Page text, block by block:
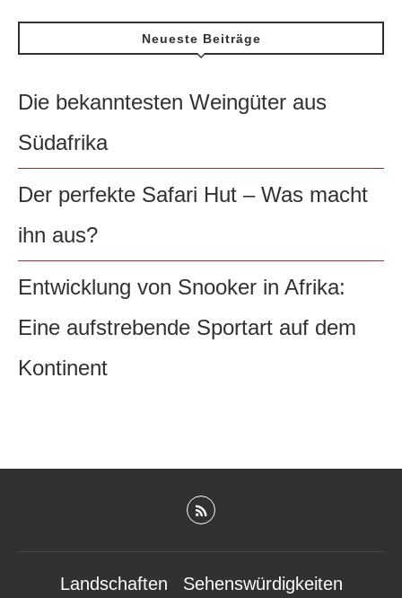
Neueste Beiträge
Die bekanntesten Weingüter aus
Südafrika
Der perfekte Safari Hut – Was macht
ihn aus?
Entwicklung von Snooker in Afrika:
Eine aufstrebende Sportart auf dem
Kontinent
Landschaften Sehenswürdigkeiten